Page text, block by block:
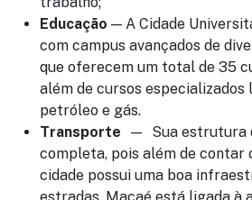
Educação — A Cidade
com campus avançados de
que oferecem um total de 35
além de cursos especializados
petróleo e gás.
Transporte
—
Sua estrutura
completa, pois além de contar
cidade possui uma boa